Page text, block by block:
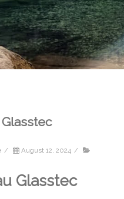
/ August 12, 2024 /
Glasstec